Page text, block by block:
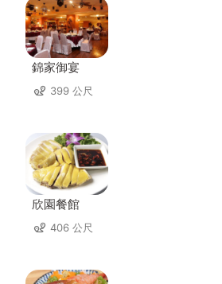
錦家御宴
399 公尺
欣園餐館
406 公尺